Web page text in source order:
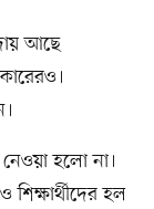
আছে
হলো না।
হল